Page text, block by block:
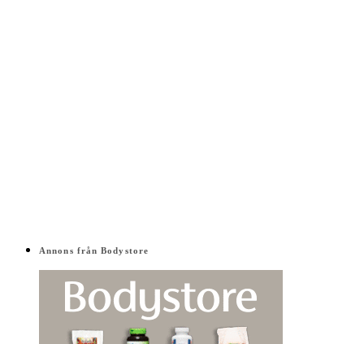
Annons från Bodystore